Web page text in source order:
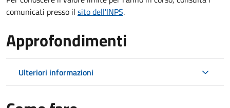
comunicati presso il sito dell'INPS.
Approfondimenti
Ulteriori informazioni